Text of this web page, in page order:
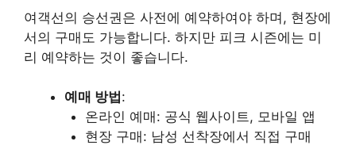
여객선의 승선권은 사전에 예약하여야 하며, 현장에
서의 구매도 가능합니다. 하지만 피크 시즌에는 미
리 예약하는 것이 좋습니다.
예매 방법 :
온라인 예매: 공식 웹사이트, 모바일 앱
현장 구매: 남성 선착장에서 직접 구매